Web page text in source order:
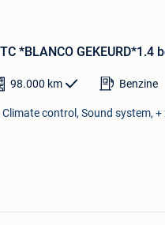
*BLANCO
98.000 km Benzine
control, Sound system,